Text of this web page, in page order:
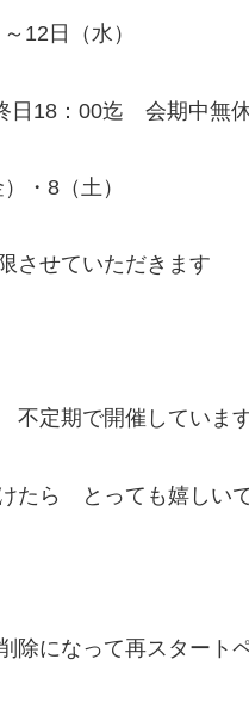
12日（水）
日18：00迄 会期中無
・8（土）
させていただきます
不定期で開催していま
たら とっても嬉しい
除になって再スタート